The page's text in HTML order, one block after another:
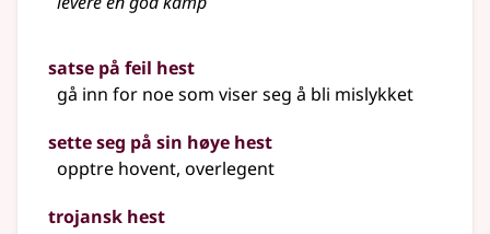
satse på feil hest
gå inn for noe som viser seg å bli mislykket
sette seg på sin høye hest
opptre hovent, overlegent
trojansk hest